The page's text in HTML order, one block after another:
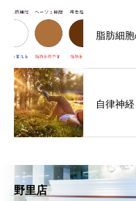
脂肪細
自律神
野里店